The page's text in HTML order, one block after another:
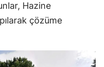
Hazine
çözüme